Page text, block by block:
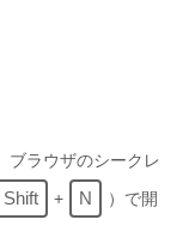
ブラウザのシークレ
Shift + N
）で開